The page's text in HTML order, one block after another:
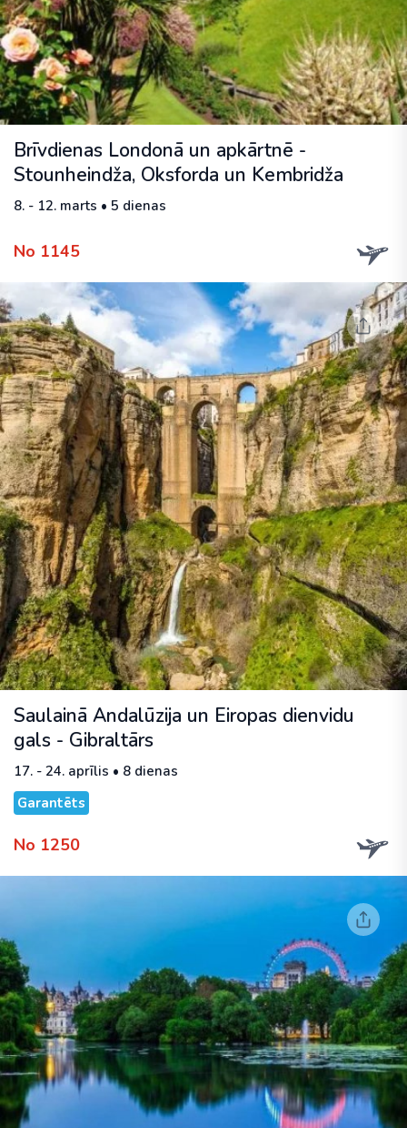
Brīvdienas Londonā un apkārtnē -
Stounheindža, Oksforda un Kembridža
8. - 12. marts • 5 dienas
No 1145
Saulainā Andalūzija un Eiropas dienvidu
gals - Gibraltārs
17. - 24. aprīlis • 8 dienas
Garantēts
No 1250